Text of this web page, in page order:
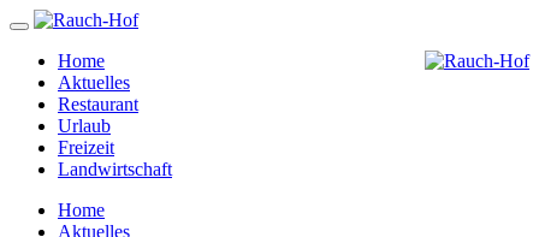
Home
Aktuelles
Restaurant
Urlaub
Freizeit
Landwirtschaft
Home
Aktuelles